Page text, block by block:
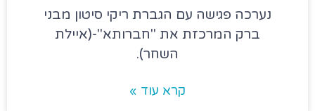
נערכה פגישה עם הגברת ריקי סיטון מבני
ברק המרכזת את "חברותא"-(איילת
השחר).
קרא עוד »